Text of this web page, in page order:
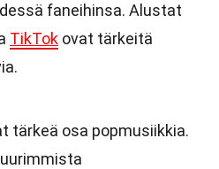
faneihinsa. Alustat
TikTok ovat tärkeitä
tärkeä osa popmusiikkia.